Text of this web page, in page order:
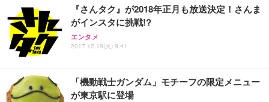
務用 おしゃれ パソコンチェア (ホワイト)
ANDWINT オフィスチェア デスクチェア 肘なし メ
ッシュ 通気性 ランバーサポート付き 腰サポート ガ
ス圧無段階昇降 360度回転 キャスター付き コンパク
【MiniLED/24.5inch/280Hz/FHD】GRAPHT THE S
HOOTER Gaming Monitor 24” Essential ゲーミン
グモニター QD 24.5インチ 1ms FHD 量子ドット 残
アイリスオーヤマ ペットシーツ 超厚型 お徳用 レギ
ュラー 200枚入【Amazon.co.jp限定】
『さんタク』が2018年正月も放送決定！さんま
がインスタに挑戦!?
エンタメ
2017.12.19(火) 9:41
「機動戦士ガンダム」モチーフの限定メニュー
が東京駅に登場